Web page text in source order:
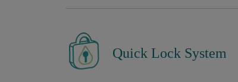
Quick Lock System